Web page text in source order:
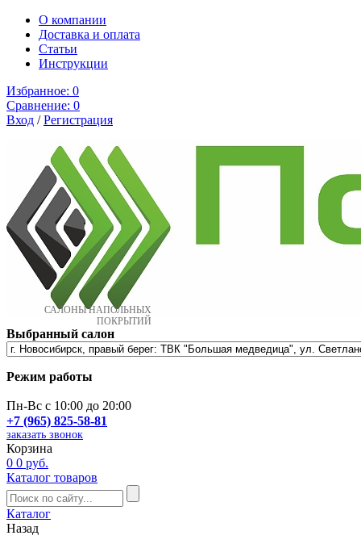
О компании
Доставка и оплата
Cтатьи
Инструкции
Избранное: 0
Сравнение: 0
Вход /Регистрация
САЛОНЫ НАПОЛЬНЫХ
ПОКРЫТИЙ
Выбранный салон
Режим работы
Пн-Вс с 10:00 до 20:00
+7 (965) 825-58-81
заказать звонок
Корзина
0 0 руб.
Каталог товаров
Каталог
Назад